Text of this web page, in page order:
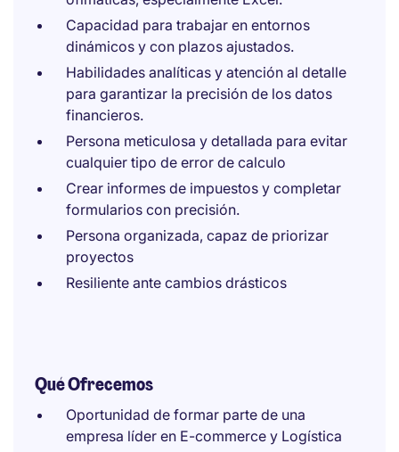
Capacidad para trabajar en entornos
dinámicos y con plazos ajustados.
Habilidades analíticas y atención al detalle
para garantizar la precisión de los datos
financieros.
Persona meticulosa y detallada para evitar
cualquier tipo de error de calculo
Crear informes de impuestos y completar
formularios con precisión.
Persona organizada, capaz de priorizar
proyectos
Resiliente ante cambios drásticos
Qué Ofrecemos
Oportunidad de formar parte de una
empresa líder en E-commerce y Logística